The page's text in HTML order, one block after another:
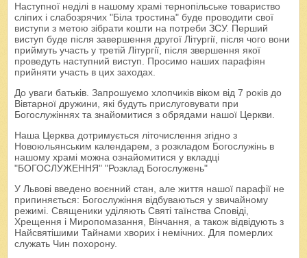
Наступної неділі в нашому храмі тернопільське товариство
сліпих і слабозрячих "Біла тростина" буде проводити свої
виступи з метою зібрати кошти на потреби ЗСУ. Перший
виступ буде після завершення другої Літургії, після чого вони
приймуть участь у третій Літургії, після звершення якої
проведуть наступний виступ. Просимо наших парафіян
прийняти участь в цих заходах.
До уваги батьків. Запрошуємо хлопчиків віком від 7 років до
Вівтарної дружини, які будуть прислуговувати при
Богослужіннях та знайомитися з обрядами нашої Церкви.
Наша Церква дотримується літочислення згідно з
Новоюльянським календарем, з розкладом Богослужінь в
нашому храмі можна ознайомитися у вкладці
"БОГОСЛУЖЕННЯ" "Розклад Богослужень"
У Львові введено воєнний стан, але життя нашої парафії не
припиняється: Богослужіння відбуваються у звичайному
режимі. Священики уділяють Святі таїнства Сповіді,
Хрещення і Миропомазання, Вінчання, а також відвідують з
Найсвятішими Тайнами хворих і немічних. Для померлих
служать Чин похорону.